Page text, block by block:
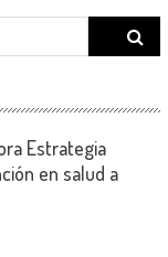
Search
for:
Estrategia
en salud a